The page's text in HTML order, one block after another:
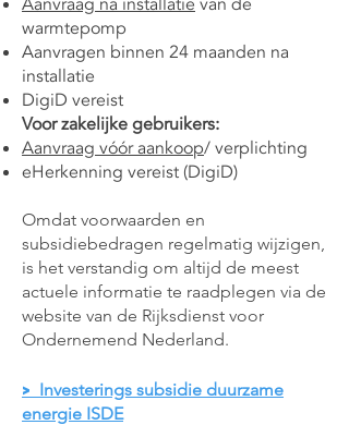
warmtepomp
Aanvragen binnen 24 maanden na
installatie
DigiD vereist
Voor zakelijke gebruikers:
Aanvraag vóór aankoop/ verplichting
eHerkenning vereist (DigiD)
Omdat voorwaarden en
subsidiebedragen regelmatig wijzigen,
is het verstandig om altijd de meest
actuele informatie te raadplegen via de
website van de Rijksdienst voor
Ondernemend Nederland.
> Investerings subsidie duurzame
energie ISDE